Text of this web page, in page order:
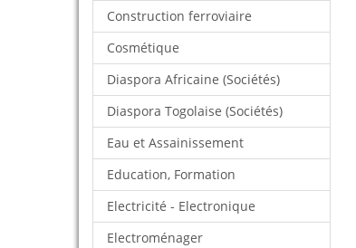
Construction ferroviaire
Cosmétique
Diaspora Africaine (Sociétés)
Diaspora Togolaise (Sociétés)
Eau et Assainissement
Education, Formation
Electricité - Electronique
Electroménager